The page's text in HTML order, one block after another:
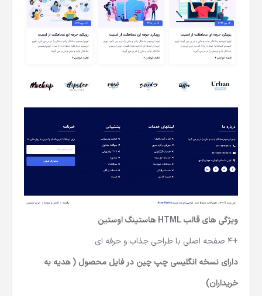
ویژگی های قالب HTML هاستینگ اوستین
+4 صفحه اصلی با طراحی جذاب و حرفه ای
دارای نسخه انگلیسی چپ چین در فایل محصول ( هدیه به
خریداران)